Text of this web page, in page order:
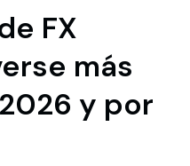
FX
más
y por